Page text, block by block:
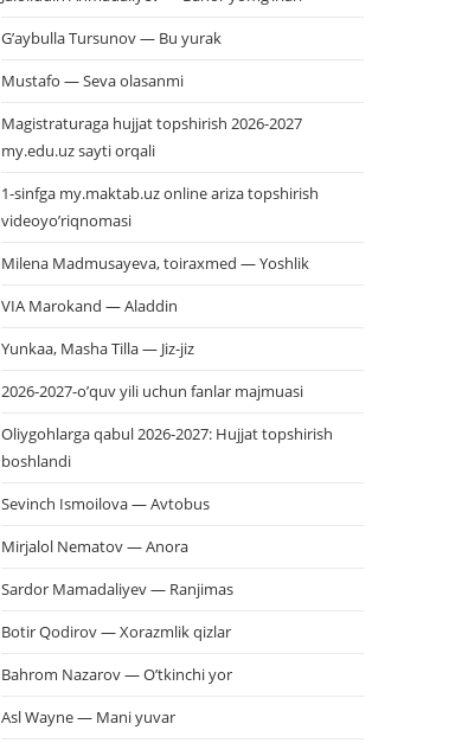
G’aybulla Tursunov — Bu yurak
Mustafo — Seva olasanmi
Magistraturaga hujjat topshirish 2026-2027
my.edu.uz sayti orqali
1-sinfga my.maktab.uz online ariza topshirish
videoyo’riqnomasi
Milena Madmusayeva, toiraxmed — Yoshlik
VIA Marokand — Aladdin
Yunkaa, Masha Tilla — Jiz-jiz
2026-2027-o’quv yili uchun fanlar majmuasi
Oliygohlarga qabul 2026-2027: Hujjat topshirish
boshlandi
Sevinch Ismoilova — Avtobus
Mirjalol Nematov — Anora
Sardor Mamadaliyev — Ranjimas
Botir Qodirov — Xorazmlik qizlar
Bahrom Nazarov — O’tkinchi yor
Asl Wayne — Mani yuvar